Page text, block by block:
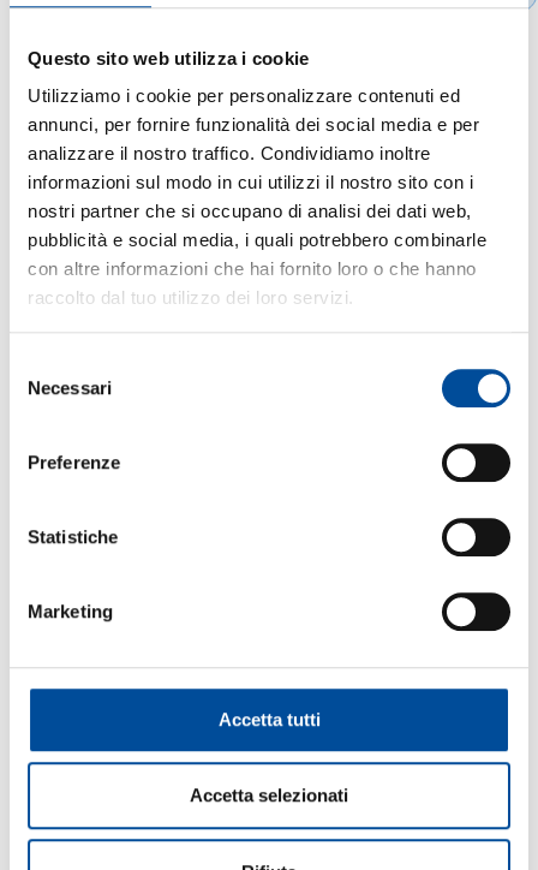
Questo sito web utilizza i cookie
Utilizziamo i cookie per personalizzare contenuti ed
annunci, per fornire funzionalità dei social media e per
analizzare il nostro traffico. Condividiamo inoltre
informazioni sul modo in cui utilizzi il nostro sito con i
nostri partner che si occupano di analisi dei dati web,
pubblicità e social media, i quali potrebbero combinarle
con altre informazioni che hai fornito loro o che hanno
raccolto dal tuo utilizzo dei loro servizi.
delNecessari
Preferenze
Statistiche
Marketing
Accetta tutti
Accetta selezionati
LAVORO